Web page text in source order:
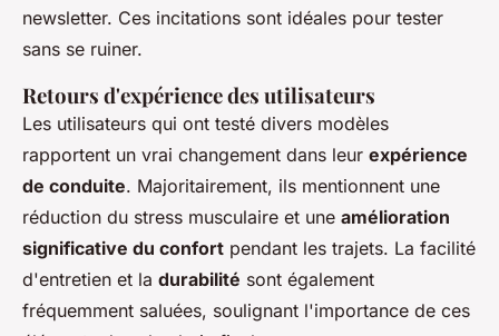
newsletter. Ces incitations sont idéales pour tester
sans se ruiner.
Retours d'expérience des utilisateurs
Les utilisateurs qui ont testé divers modèles
rapportent un vrai changement dans leur expérience
de conduite. Majoritairement, ils mentionnent une
réduction du stress musculaire et une amélioration
significative du confort pendant les trajets. La facilité
d'entretien et la durabilité sont également
fréquemment saluées, soulignant l'importance de ces